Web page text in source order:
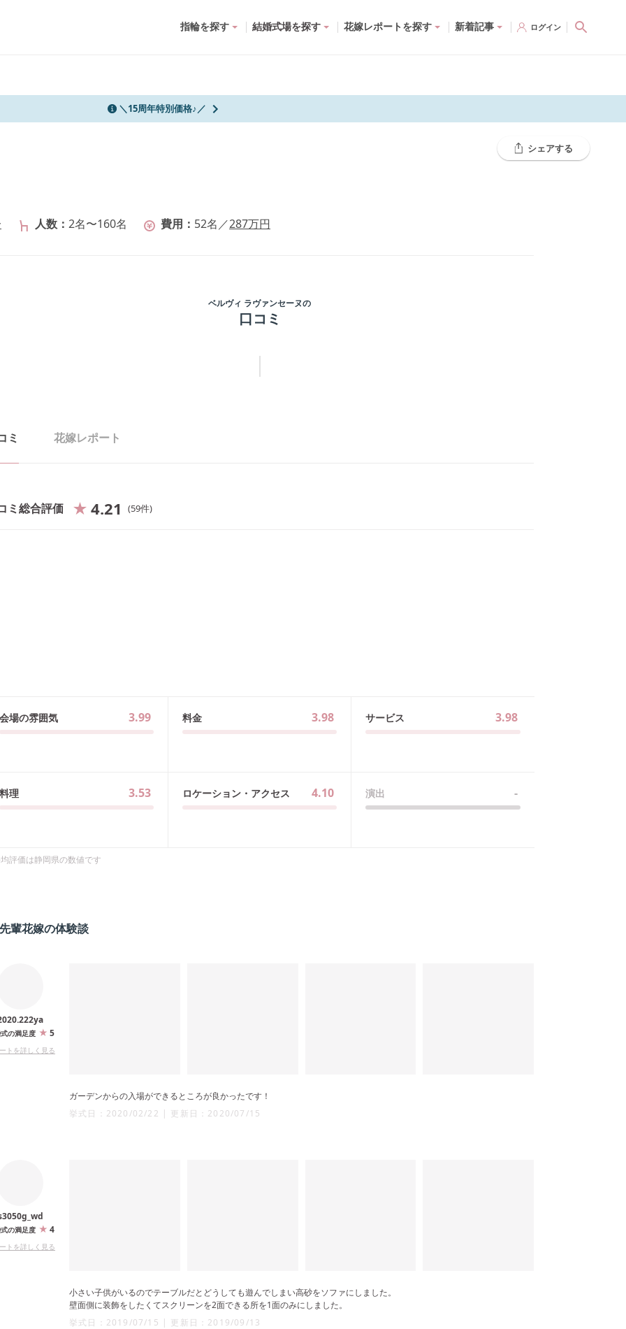
指輪を探す 結婚式場を探す 花嫁レポートを探す 新着記事 ログイン
＼15周年特別価格♪／
人数 2名〜160名 費用 52名 ／287万円
シェアする
ベルヴィ ラヴァンセーヌの
口コミ
ミ 花嫁レポート
ミ総合評価 4.21 59件
会場の雰囲気 3.99 料金 3.98 サービス 3.98
料理 3.53 ロケーション・アクセス 4.10 演出 -
評価は静岡県の数値です
先輩花嫁の体験談
の満足度 5
トを詳しく見る
ガーデンからの入場ができるところが良かったです！
挙式日： 2020/02/22 | 更新日： 2020/07/15
の満足度 4
トを詳しく見る
小さい子供がいるのでテーブルだとどうしても遊んでしまい高砂をソファにしました。
壁面側に装飾をしたくてスクリーンを2面できる所を1面のみにしました。
挙式日： 2019/07/15 | 更新日： 2019/09/13